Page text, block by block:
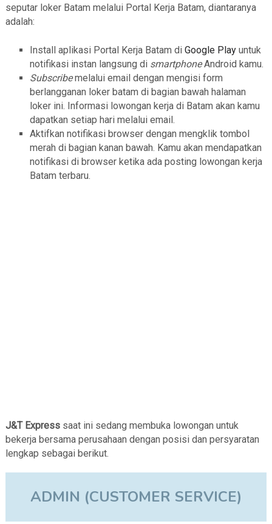
seputar loker Batam melalui Portal Kerja Batam, diantaranya
adalah:
Install aplikasi Portal Kerja Batam di Google Playuntuk
notifikasi instan langsung di smartphoneAndroid kamu.
Subscribemelalui email dengan mengisi form
berlangganan loker batam di bagian bawah halaman
loker ini. Informasi lowongan kerja di Batam akan kamu
dapatkan setiap hari melalui email.
Aktifkan notifikasi browser dengan mengklik tombol
merah di bagian kanan bawah. Kamu akan mendapatkan
notifikasi di browser ketika ada posting lowongan kerja
Batam terbaru.
J&T Expresssaat ini sedang membuka lowongan untuk
bekerja bersama perusahaan dengan posisi dan persyaratan
lengkap sebagai berikut.
ADMIN (CUSTOMER SERVICE)